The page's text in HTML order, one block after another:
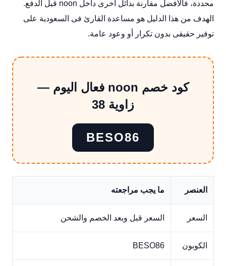
محددة، فالأفضل مقارنة بدائل أخرى داخل noon قبل الدفع.
الهدف من هذا الدليل هو مساعدة القارئ فى السعودية على
توفير حقيقى بدون تكرار أو وعود عامة.
كود خصم noon فعال اليوم —
زاوية 38
BESO86
العنصر ما يجب مراجعته
السعر السعر قبل وبعد الخصم والشحن
الكوبون BESO86